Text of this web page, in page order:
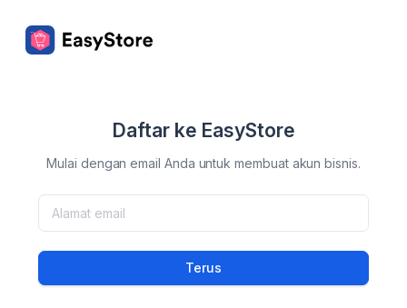
Daftar ke EasyStore
Mulai dengan email Anda untuk membuat akun bisnis.
Terus